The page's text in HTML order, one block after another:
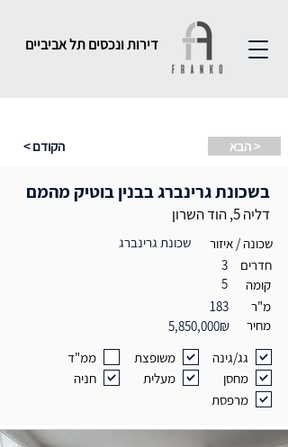
דירות ונכסים תל אביביים
< הקודם הבא >
בשכונת גרינברג בבנין בוטיק מהמם
דליה 5, הוד השרון
שכונה / איזור
שכונת גרינברג
חדרים
3
קומה
5
מ"ר
183
5,850,000₪
מחיר
ממ"ד
חניה
משופצת
גג/גינה
מעלית
מחסן
מרפסת